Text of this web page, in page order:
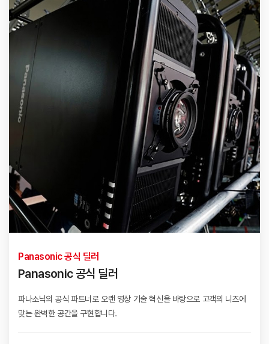
Panasonic 공식 딜러
Panasonic 공식 딜러
파나소닉의 공식 파트너로 오랜 영상 기술 혁신을 바탕으로 고객의 니즈에
맞는 완벽한 공간을 구현합니다.